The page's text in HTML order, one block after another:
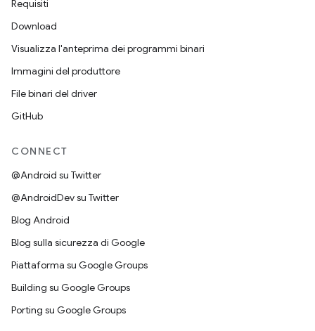
Requisiti
Download
Visualizza l'anteprima dei programmi binari
Immagini del produttore
File binari del driver
GitHub
CONNECT
@Android su Twitter
@AndroidDev su Twitter
Blog Android
Blog sulla sicurezza di Google
Piattaforma su Google Groups
Building su Google Groups
Porting su Google Groups